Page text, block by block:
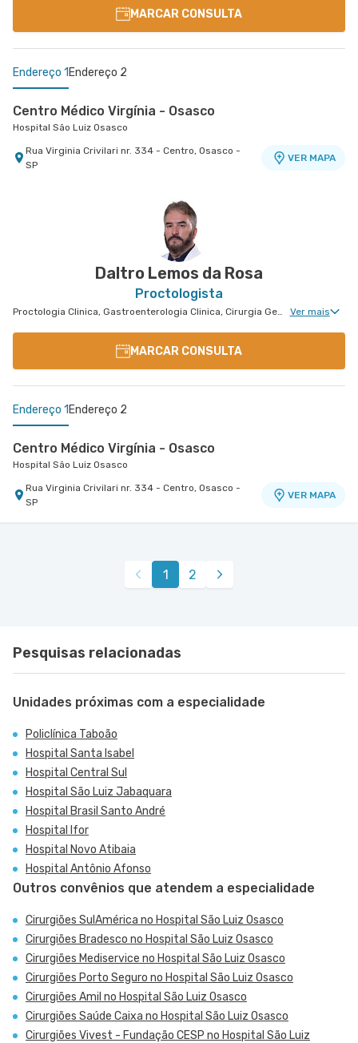
MARCAR CONSULTA
Endereço 1 Endereço 2
Centro Médico Virgínia - Osasco
Hospital São Luiz Osasco
Rua Virginia Crivilari nr. 334 - Centro, Osasco -
SP
VER MAPA
Rua Engenheiro Oscar Americano nr. 1010 -
Daltro Lemos da Rosa
Proctologista
Proctologia Clinica, Gastroenterologia Clinica, Cirurgia Geral, Cirurgia Bariátrica, Cirurgia do Aparelho Digestivo, Cirurgia Oncologia do Peritônio, Doenças Inflamatórias Intestinais, Cirurgia de Fígado, Cirurgia Oncológica, Cirurgia Oncológica do Aparelho Digestivo Ver mais
MARCAR CONSULTA
Endereço 1 Endereço 2
Centro Médico Virgínia - Osasco
Hospital São Luiz Osasco
Rua Virginia Crivilari nr. 334 - Centro, Osasco -
SP
VER MAPA
Centro Médico São Luiz Anália Franco - Unidade
Rua Francisco Marengo nr. 955 Térreo e 11°
1 2
Pesquisas relacionadas
Unidades próximas com a especialidade
Policlínica Taboão
Hospital Santa Isabel
Hospital Central Sul
Hospital São Luiz Jabaquara
Hospital Brasil Santo André
Hospital Ifor
Hospital Novo Atibaia
Hospital Antônio Afonso
Outros convênios que atendem a especialidade
Cirurgiões SulAmérica no Hospital São Luiz Osasco
Cirurgiões Bradesco no Hospital São Luiz Osasco
Cirurgiões Mediservice no Hospital São Luiz Osasco
Cirurgiões Porto Seguro no Hospital São Luiz Osasco
Cirurgiões Amil no Hospital São Luiz Osasco
Cirurgiões Saúde Caixa no Hospital São Luiz Osasco
Cirurgiões Vivest - Fundação CESP no Hospital São Luiz